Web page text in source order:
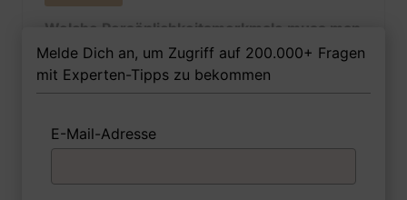
Welche Persönlichkeitsmerkmale muss man
als Packmitteltechnologin Ihrer Meinung
nach besitzen, um in dem Job erfolgreich zu
sein?
1 FoxTipp Antwort schreiben Audio aufnehmen
Melde Dich an, um Zugriff auf 200.000+ Fragen
mit Experten-Tipps zu bekommen
E-Mail-Adresse